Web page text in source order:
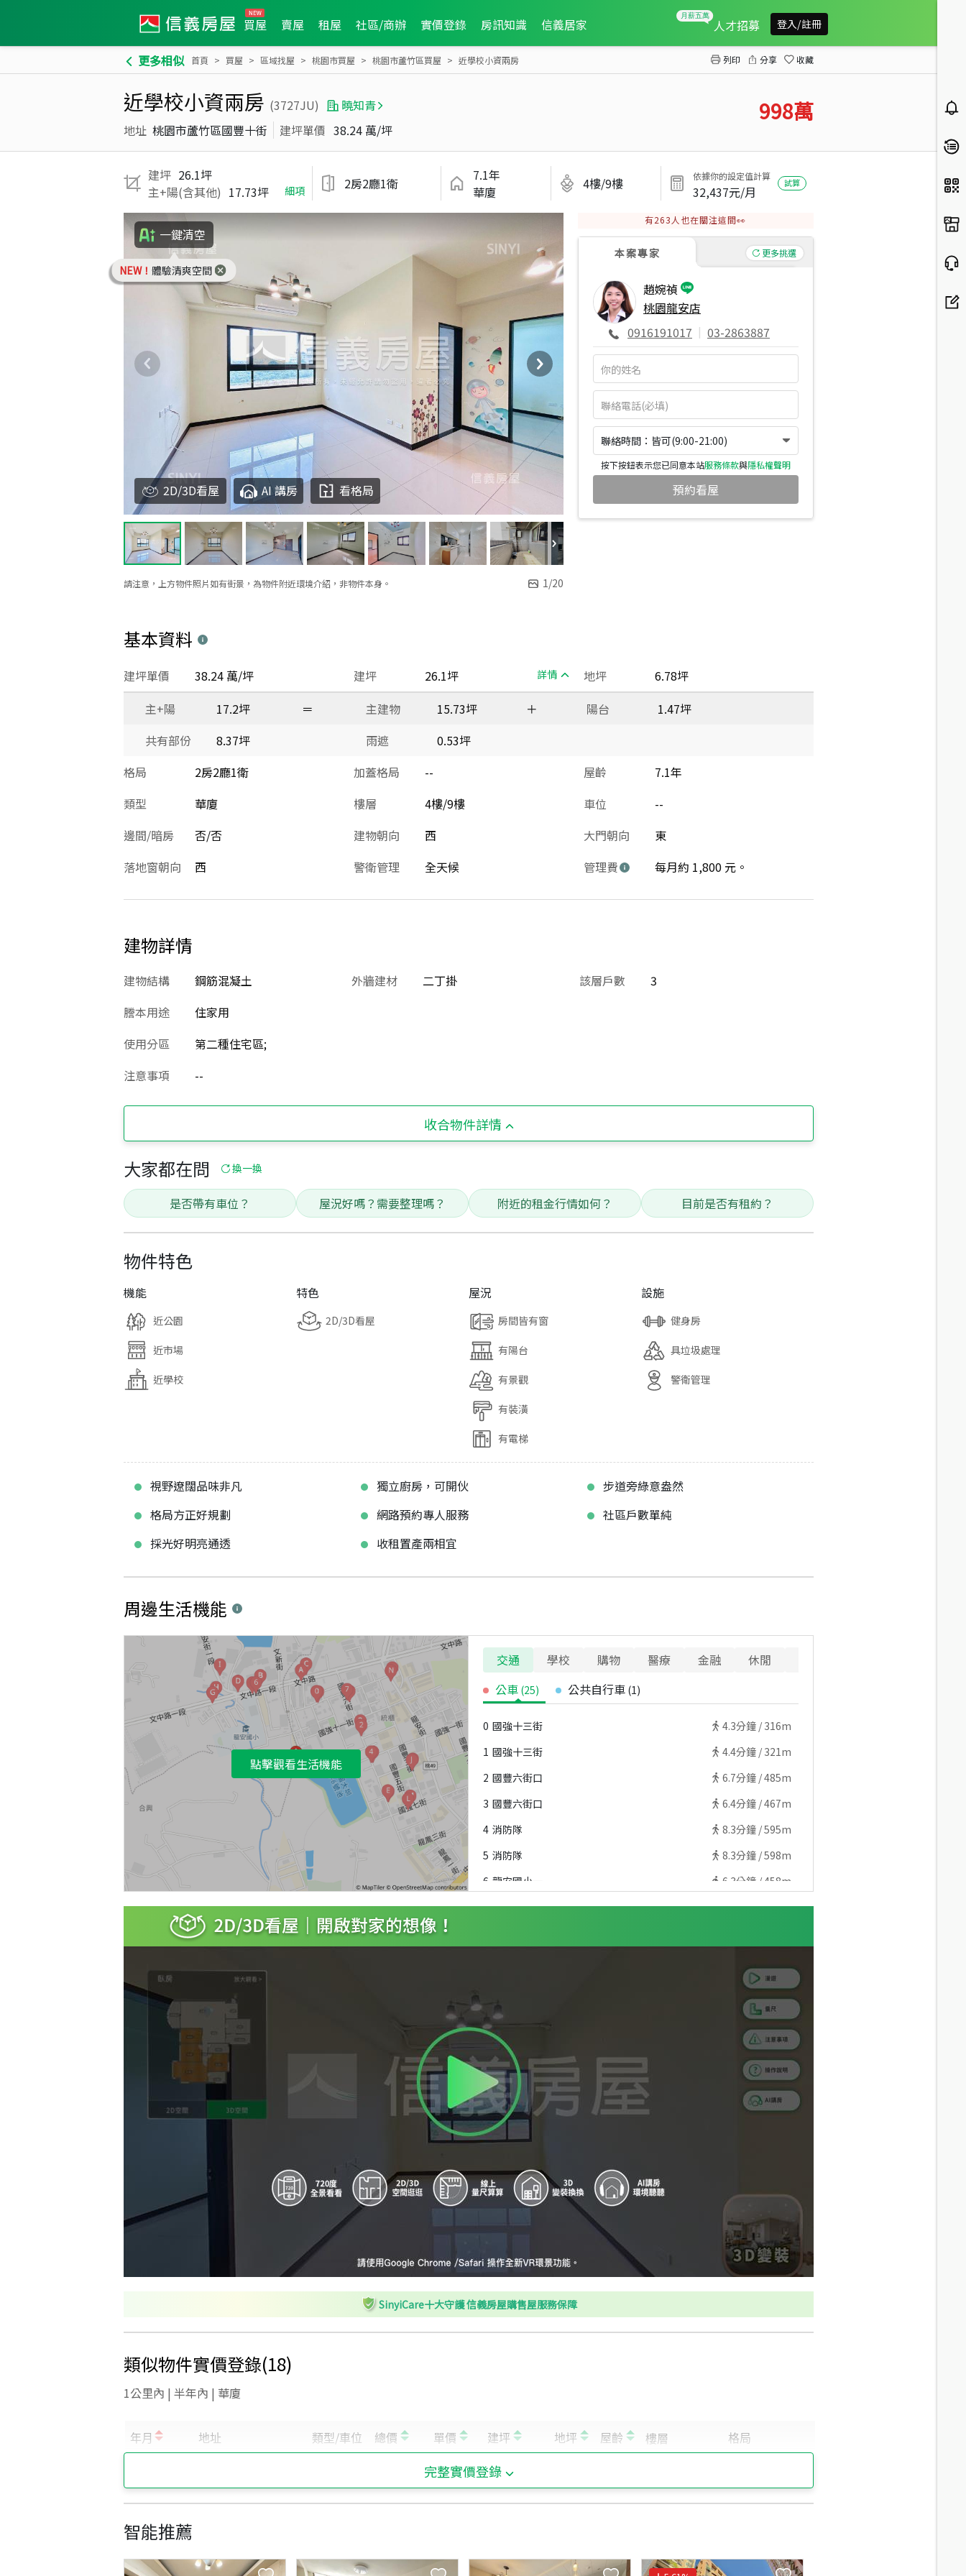
買屋 賣屋 租屋 社區/商辦 實價登錄 房訊知識 信義居家 人才招募 登入/註冊
更多相似 首頁 買屋 區域找屋 桃園市買屋 桃園市蘆竹區買屋 近學校小資兩房 列印 分享 收藏
近學校小資兩房 (3727JU)
曉知青
地址 桃園市蘆竹區國豐十街 建坪單價 38.24 萬/坪
998萬
建坪 26.1坪
主+陽(含其他) 17.73坪 細項 2房2廳1衛
7.1年
華廈
4樓/9樓 依據你的設定值計算
32,437元/月
試算
一鍵清空
NEW！ 體驗清爽空間
請注意，上方物件照片如有街景，為物件附近環境介紹，非物件本身。 1/20
2D/3D看屋 AI 講房 看格局
有263 人也在關注這間👀
本案專家 更多挑選
趙婉禎
桃園龍安店
0916191017 | 03-2863887
聯絡時間：皆可(9:00-21:00)
按下按鈕表示您已同意本站服務條款與隱私權聲明
預約看屋
基本資料
建坪 26.1坪 詳情
建坪單價 38.24 萬/坪 地坪
6.78坪
主+陽
17.2坪 ＝ 主建物 15.73坪 ＋ 陽台
1.47坪
共有部份
8.37坪 雨遮
0.53坪
格局
2房2廳1衛 加蓋格局 -- 屋齡
7.1年
類型
華廈 樓層 4樓/9樓 車位
--
邊間/暗房
否/否 建物朝向 西 大門朝向
東
落地窗朝向
西 警衛管理 全天候 管理費 每月約 1,800 元。
建物詳情
建物結構 鋼筋混凝土 外牆建材 二丁掛 該層戶數
3
謄本用途
住家用
使用分區
第二種住宅區;
注意事項
--
收合物件詳情
大家都在問 換一換
是否帶有車位？ 屋況好嗎？需要整理嗎？ 附近的租金行情如何？ 目前是否有租約？
物件特色
機能
近公園
近市場
近學校
特色
2D/3D看屋
屋況
房間皆有窗
有陽台
有景觀
有裝潢
有電梯
設施
健身房
具垃圾處理
警衛管理
視野遼闊品味非凡 獨立廚房，可開伙
步道旁綠意盎然
格局方正好規劃
網路預約專人服務
社區戶數單純
採光好明亮通透
收租置產兩相宜
周邊生活機能
點擊觀看生活機能
交通 學校 購物 醫療 金融 休閒
公車 (25) 公共自行車 (1)
0 國強十三街 4.3分鐘 / 316m
1 國強十三街 4.4分鐘 / 321m
2 國豐六街口 6.7分鐘 /485m
3 國豐六街口 6.4分鐘 /467m
4 消防隊 8.3分鐘 /595m
5 消防隊 8.3分鐘 /598m
6 龍安國小一 6.3分鐘 / 458m
7 藝術名廈 6.4分鐘 /470m
分鐘 /360m
龍安國小一 分鐘 / 443m
C 波特曼花園廣場 分鐘 / 419m
D 龍安國小 分鐘 /528m
E 文學苑社區 分鐘 /760m
F 文學苑社區 分鐘 /764m
G 文中路一段47巷
龍安國小
I 銀河餐廳 分鐘 /644m
11.4 分鐘 / 820m
11.3分鐘 /818m
L 桃園戶政事務所 12
M 桃園戶政事務所 12.2分鐘 /893m
N 龍安街 8.8分鐘 /645m
SinyiCare十大守護 信義房屋購售屋服務保障
類似物件實價登錄(18)
1公里內 | 半年內 | 華廈
完整實價登錄
智能推薦